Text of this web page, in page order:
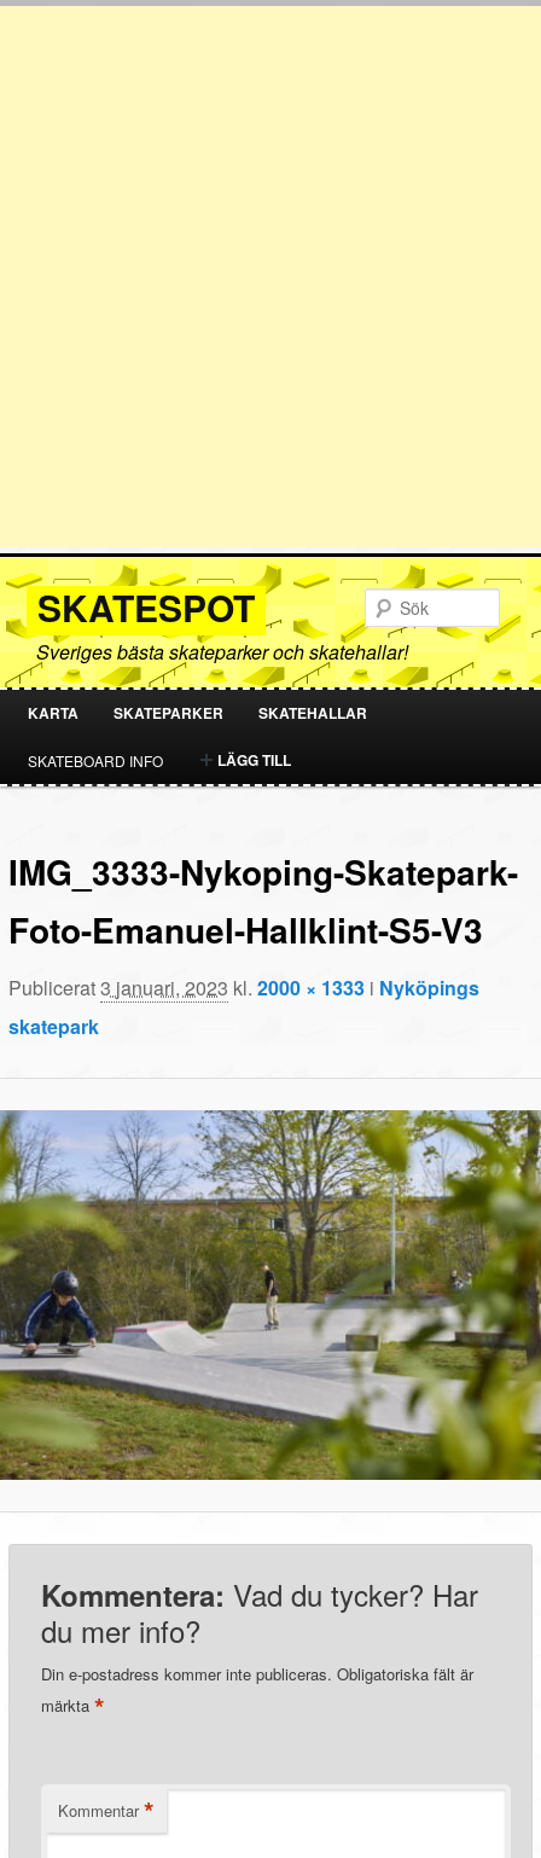
SKATESPOT
Sveriges bästa skateparker och skatehallar!
HOPPA
TILL
INNEHÅLL
HOPPA
TILL
INNEHÅLL
KARTA SKATEPARKER SKATEHALLAR
SKATEBOARD INFO LÄGG TILL
IMG_3333-Nykoping-Skatepark-
Foto-Emanuel-Hallklint-S5-V3
Publicerat3 januari, 2023 kl.2000 × 1333 i Nyköpings
skatepark
Kommentera: Vad du tycker? Har
du mer info?
Din e-postadress kommer inte publiceras. Obligatoriska fält är
märkta*
Kommentar *